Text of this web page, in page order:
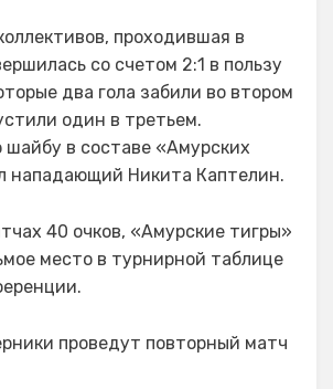
проходившая в
со счетом 2:1 в пользу
два гола забили во втором
один в третьем.
в составе «Амурских
нападающий Никита Каптелин.
40 очков, «Амурские тигры»
место в турнирной таблице
проведут повторный матч